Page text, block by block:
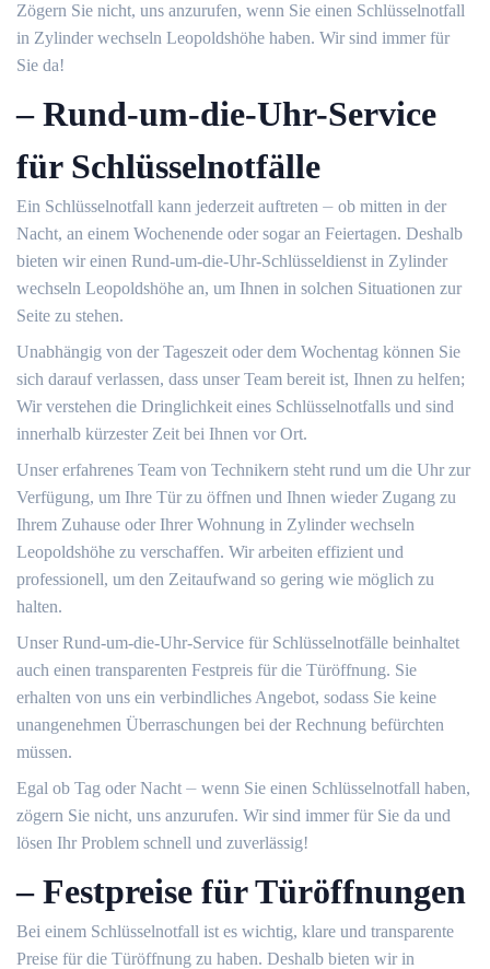
Zögern Sie nicht, uns anzurufen, wenn Sie einen Schlüsselnotfall
in Zylinder wechseln Leopoldshöhe haben.​ Wir sind immer für
Sie da!​
– Rund-um-die-Uhr-Service
für Schlüsselnotfälle
Ein Schlüsselnotfall kann jederzeit auftreten ⏤ ob mitten in der
Nacht, an einem Wochenende oder sogar an Feiertagen.​ Deshalb
bieten wir einen Rund-um-die-Uhr-Schlüsseldienst in Zylinder
wechseln Leopoldshöhe an, um Ihnen in solchen Situationen zur
Seite zu stehen.​
Unabhängig von der Tageszeit oder dem Wochentag können Sie
sich darauf verlassen, dass unser Team bereit ist, Ihnen zu helfen;
Wir verstehen die Dringlichkeit eines Schlüsselnotfalls und sind
innerhalb kürzester Zeit bei Ihnen vor Ort.
Unser erfahrenes Team von Technikern steht rund um die Uhr zur
Verfügung, um Ihre Tür zu öffnen und Ihnen wieder Zugang zu
Ihrem Zuhause oder Ihrer Wohnung in Zylinder wechseln
Leopoldshöhe zu verschaffen.​ Wir arbeiten effizient und
professionell, um den Zeitaufwand so gering wie möglich zu
halten.​
Unser Rund-um-die-Uhr-Service für Schlüsselnotfälle beinhaltet
auch einen transparenten Festpreis für die Türöffnung.​ Sie
erhalten von uns ein verbindliches Angebot, sodass Sie keine
unangenehmen Überraschungen bei der Rechnung befürchten
müssen.​
Egal ob Tag oder Nacht ⏤ wenn Sie einen Schlüsselnotfall haben,
zögern Sie nicht, uns anzurufen. Wir sind immer für Sie da und
lösen Ihr Problem schnell und zuverlässig!​
– Festpreise für Türöffnungen
Bei einem Schlüsselnotfall ist es wichtig, klare und transparente
Preise für die Türöffnung zu haben.​ Deshalb bieten wir in